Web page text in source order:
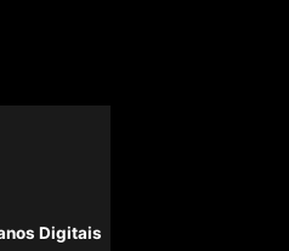
Digitais